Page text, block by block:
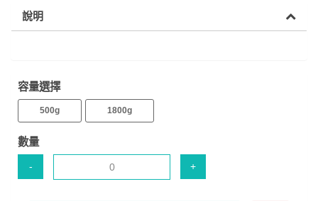
說明
容量選擇
500g 1800g
數量
- +